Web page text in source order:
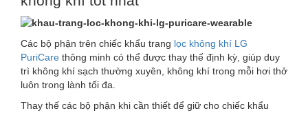
Các bộ phận trên chiếc khẩu trang lọc không khí LG
PuriCare thông minh có thể được thay thế định kỳ, giúp duy
trì không khí sạch thường xuyên, không khí trong mỗi hơi thở
luôn trong lành tối đa.
Thay thế các bộ phận khi cần thiết để giữ cho chiếc khẩu